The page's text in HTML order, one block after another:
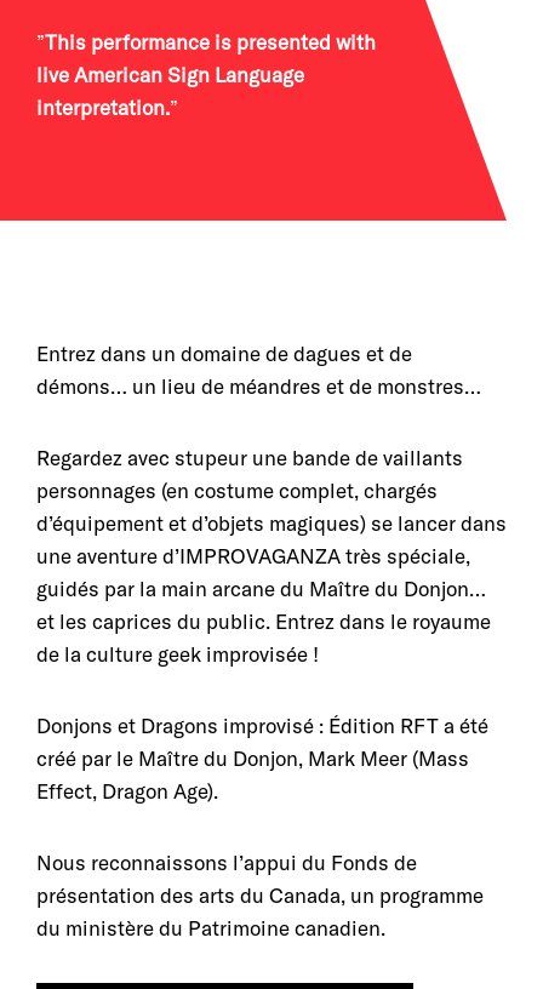
This performance is presented with
live American Sign Language
interpretation.
Entrez dans un domaine de dagues et de
démons… un lieu de méandres et de monstres…
Regardez avec stupeur une bande de vaillants
personnages (en costume complet, chargés
d’équipement et d’objets magiques) se lancer dans
une aventure d’IMPROVAGANZA très spéciale,
guidés par la main arcane du Maître du Donjon…
et les caprices du public. Entrez dans le royaume
de la culture geek improvisée !
Donjons et Dragons improvisé : Édition RFT a été
créé par le Maître du Donjon, Mark Meer (Mass
Effect, Dragon Age).
Nous reconnaissons l’appui du Fonds de
présentation des arts du Canada, un programme
du ministère du Patrimoine canadien.